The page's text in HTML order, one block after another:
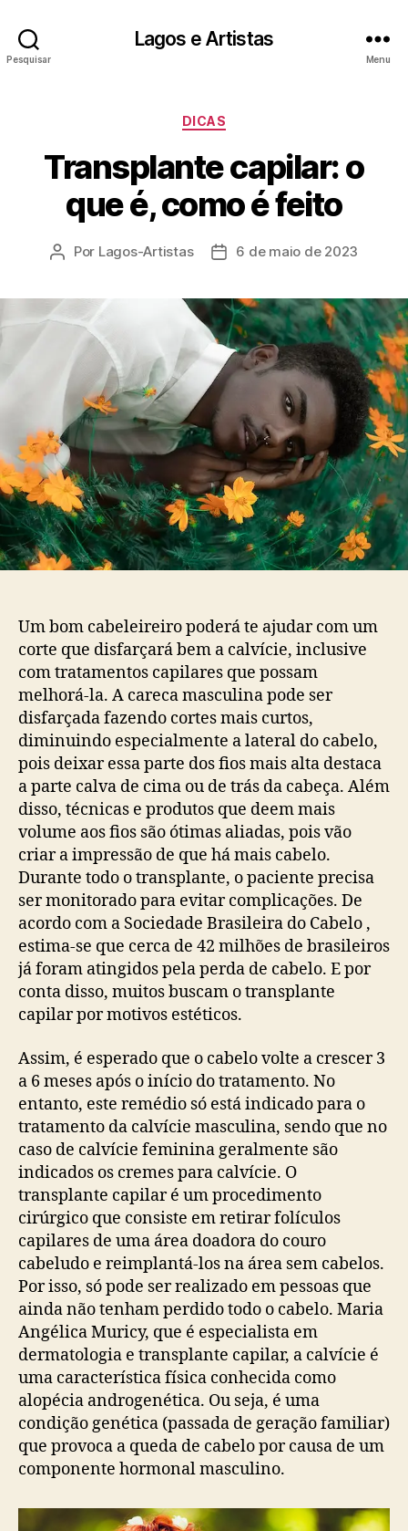
Pesquisar
Lagos e Artistas
Menu
Categorias
DICAS
Transplante capilar: o
que é, como é feito
Autor
Por Lagos-Artistas
Data6 de maio de 2023
Um bom cabeleireiro poderá te ajudar com um
corte que disfarçará bem a calvície, inclusive
com tratamentos capilares que possam
melhorá-la. A careca masculina pode ser
disfarçada fazendo cortes mais curtos,
diminuindo especialmente a lateral do cabelo,
pois deixar essa parte dos fios mais alta destaca
a parte calva de cima ou de trás da cabeça. Além
disso, técnicas e produtos que deem mais
volume aos fios são ótimas aliadas, pois vão
criar a impressão de que há mais cabelo.
Durante todo o transplante, o paciente precisa
ser monitorado para evitar complicações. De
acordo com a Sociedade Brasileira do Cabelo ,
estima-se que cerca de 42 milhões de brasileiros
já foram atingidos pela perda de cabelo. E por
conta disso, muitos buscam o transplante
capilar por motivos estéticos.
Assim, é esperado que o cabelo volte a crescer 3
a 6 meses após o início do tratamento. No
entanto, este remédio só está indicado para o
tratamento da calvície masculina, sendo que no
caso de calvície feminina geralmente são
indicados os cremes para calvície. O
transplante capilar é um procedimento
cirúrgico que consiste em retirar folículos
capilares de uma área doadora do couro
cabeludo e reimplantá-los na área sem cabelos.
Por isso, só pode ser realizado em pessoas que
ainda não tenham perdido todo o cabelo. Maria
Angélica Muricy, que é especialista em
dermatologia e transplante capilar, a calvície é
uma característica física conhecida como
alopécia androgenética. Ou seja, é uma
condição genética (passada de geração familiar)
que provoca a queda de cabelo por causa de um
componente hormonal masculino.